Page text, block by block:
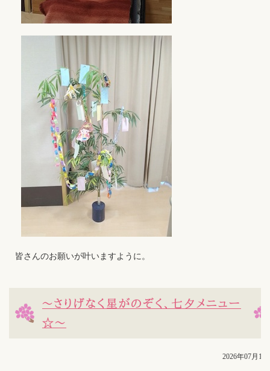
皆さんのお願いが叶いますように。
～さりげなく星がのぞく、七夕メニュー
☆～
2026年07月11